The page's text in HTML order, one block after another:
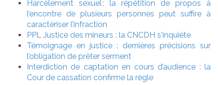
Harcèlement sexuel : la répétition de propos à
l’encontre de plusieurs personnes peut suffire à
caractériser l’infraction
PPL Justice des mineurs : la CNCDH s'inquiète
Témoignage en justice : dernières précisions sur
l’obligation de prêter serment
Interdiction de captation en cours d’audience : la
Cour de cassation confirme la règle